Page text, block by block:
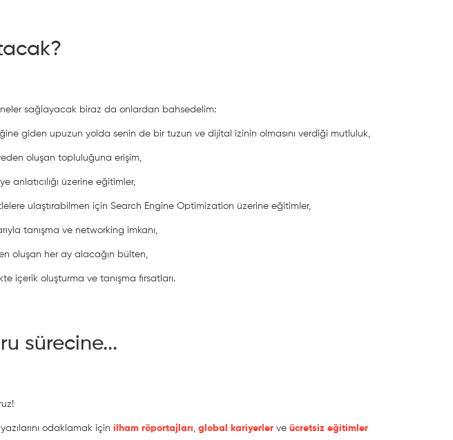
neler sağlayacak biraz da onlardan bahsedelim:
giden upuzun yolda senin de bir tuzun ve dijital izinin olmasını verdiği mutluluk,
oluşan topluluğuna erişim,
anlatıcılığı üzerine eğitimler,
ulaştırabilmen için Search Engine Optimization üzerine eğitimler,
tanışma ve networking imkanı,
oluşan her ay alacağın bülten,
içerik oluşturma ve tanışma fırsatları.
sürecine...
odaklamak için ilham röportajları, global kariyerler ve ücretsiz eğitimler